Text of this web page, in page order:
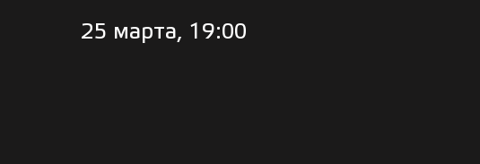
25 марта, 19:00